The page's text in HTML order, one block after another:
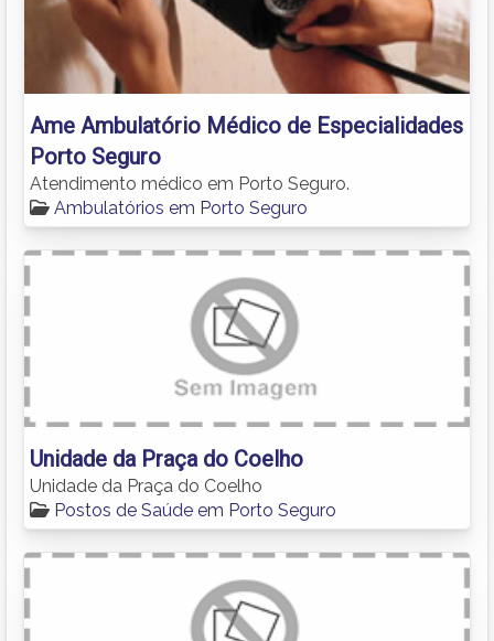
Ame Ambulatório Médico de Especialidades
Porto Seguro
Atendimento médico em Porto Seguro.
Ambulatórios em Porto Seguro
Unidade da Praça do Coelho
Unidade da Praça do Coelho
Postos de Saúde em Porto Seguro